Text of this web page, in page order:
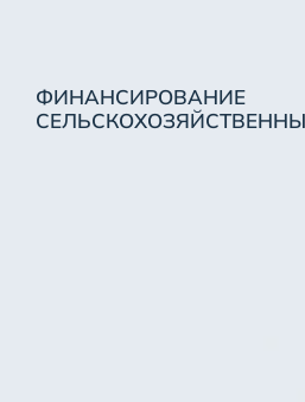
ФИНАНСИРОВАНИЕ